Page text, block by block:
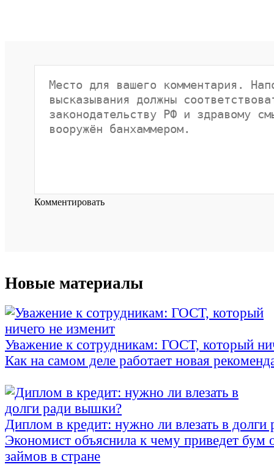
Комментировать
Новые материалы
Уважение к сотрудникам: ГОСТ, который
Как на самом деле работает новая
Диплом в кредит: нужно ли влезать в
Экономист объяснила к чему приведет бум
займов в стране